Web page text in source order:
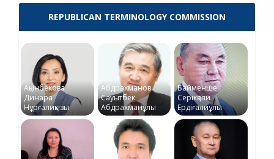
REPUBLICAN TERMINOLOGY COMMISSION
Ақынбекова
Динара
Нұрғалиқызы
Абдрахманов
Сауытбек
Абдрахманұлы
Байменше
Серікқали
Ердіғалиұлы